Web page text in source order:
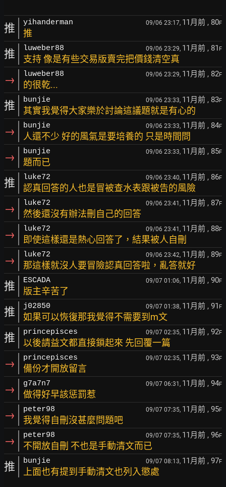
推 yihanderman 09/06 23:17, 11月前 , 80F
推
推 luweber88 09/06 23:29, 11月前 , 81 F
支持 像是有些交易版賣完把價錢清空真
→ luweber88 09/06 23:29, 11月前 , 82F
的很乾...
推 bunjie 09/06 23:33, 11月前 , 83F
其實我覺得大家樂於討論這議題就是有心的
→ bunjie 09/06 23:33, 11月前 , 84F
人還不少 好的風氣是要培養的 只是時間問
→ bunjie 09/06 23:33, 11月前 , 85F
題而已
推 luke72 09/06 23:40, 11月前 , 86F
認真回答的人也是冒被查水表跟被告的風險
→ luke72 09/06 23:41, 11月前 , 87F
然後還沒有辦法刪自己的回答
→ luke72 09/06 23:41, 11月前 , 88F
即使這樣還是熱心回答了，結果被人自刪
→ luke72 09/06 23:42, 11月前 , 89F
那這樣就沒人要冒險認真回答啦，亂答就好
推 ESCADA 09/07 01:06, 11月前 , 90F
版主辛苦了
推 j02850 09/07 01:38, 11月前 , 91 F
如果可以恢復那我覺得不需要到m文
推 princepisces 09/07 02:35, 11月前 , 92F
以後請益文都直接鎖起來 先回覆一篇
→ princepisces 09/07 02:35, 11月前 , 93F
備份才開放留言
→ g7a7n7 09/07 06:31, 11月前 , 94F
做得好早該惩罰惹
→ peter98 09/07 07:35, 11月前 , 95F
我覺得自刪沒甚麼問題吧
→ peter98 09/07 07:35, 11月前 , 96F
不開放自刪 不也是手動清文而已
推 bunjie 09/07 08:13, 11月前 , 97F
上面也有提到手動清文也列入懲處